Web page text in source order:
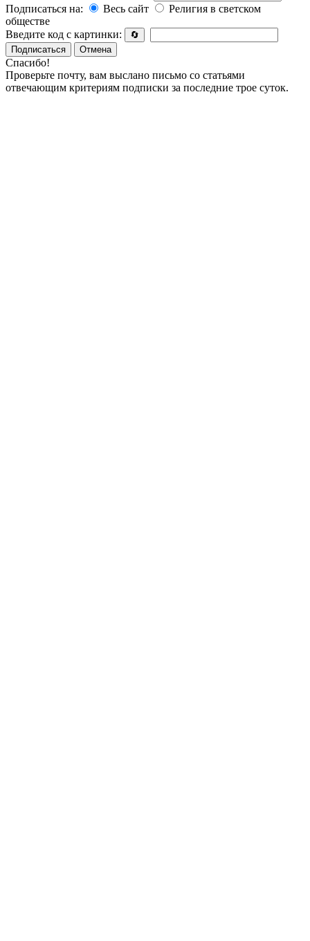
Подписаться на:
Весь сайт
Религия в светском
обществе
Введите код с картинки:
🔄
Подписаться
Отмена
Спасибо!
Проверьте почту, вам выслано письмо со статьями
отвечающим критериям подписки за последние трое суток.